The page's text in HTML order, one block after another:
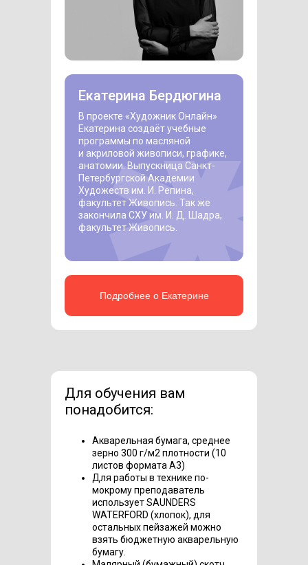
В проекте «Художник Онлайн»
Екатерина создаёт учебные
программы по масляной
и акриловой живописи, графике,
анатомии. Выпускница Санкт-
Петербургской Академии
Художеств им. И. Репина,
факультет Живопись. Так же
закончила СХУ им. И. Д. Шадра,
факультет Живопись.
Екатерина Бердюгина
Подробнее о Екатерине
Для обучения вам
понадобится:
Акварельная бумага, среднее
зерно 300 г/м2 плотности (10
листов формата А3)
Для работы в технике по-
мокрому преподаватель
использует SAUNDERS
WATERFORD (хлопок), для
остальных пейзажей можно
взять бюджетную акварельную
бумагу.